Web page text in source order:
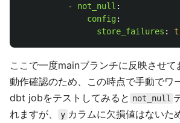
-
not_null :
config:
store_failures :
ここで一度mainブランチに反映させて
動作確認のため、この時点で手動でワ
dbt jobをテストしてみると not_null
れますが、
y カラムに欠損値はないた